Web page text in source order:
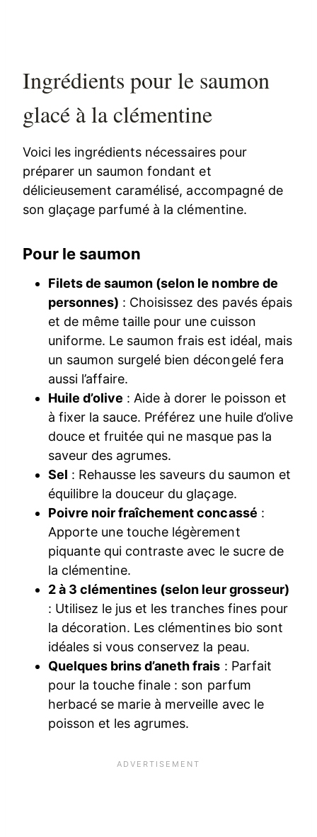
Ingrédients pour le saumon
glacé à la clémentine
Voici les ingrédients nécessaires pour
préparer un saumon fondant et
délicieusement caramélisé, accompagné de
son glaçage parfumé à la clémentine.
Pour le saumon
Filets de saumon (selon le nombre de
personnes) : Choisissez des pavés épais
et de même taille pour une cuisson
uniforme. Le saumon frais est idéal, mais
un saumon surgelé bien décongelé fera
aussi l’affaire.
Huile d’olive : Aide à dorer le poisson et
à fixer la sauce. Préférez une huile d’olive
douce et fruitée qui ne masque pas la
saveur des agrumes.
Sel : Rehausse les saveurs du saumon et
équilibre la douceur du glaçage.
Poivre noir fraîchement concassé :
Apporte une touche légèrement
piquante qui contraste avec le sucre de
la clémentine.
2 à 3 clémentines (selon leur grosseur)
: Utilisez le jus et les tranches fines pour
la décoration. Les clémentines bio sont
idéales si vous conservez la peau.
Quelques brins d’aneth frais : Parfait
pour la touche finale : son parfum
herbacé se marie à merveille avec le
poisson et les agrumes.